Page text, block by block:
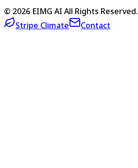
© 2026 EIMG AI All Rights Reserved.
Stripe Climate
Contact